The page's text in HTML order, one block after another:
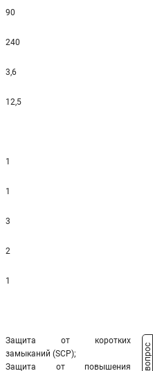
90
240
3,6
12,5
1
1
3
2
1
Защита от коротких
замыканий (SCP);
Защита от повышения